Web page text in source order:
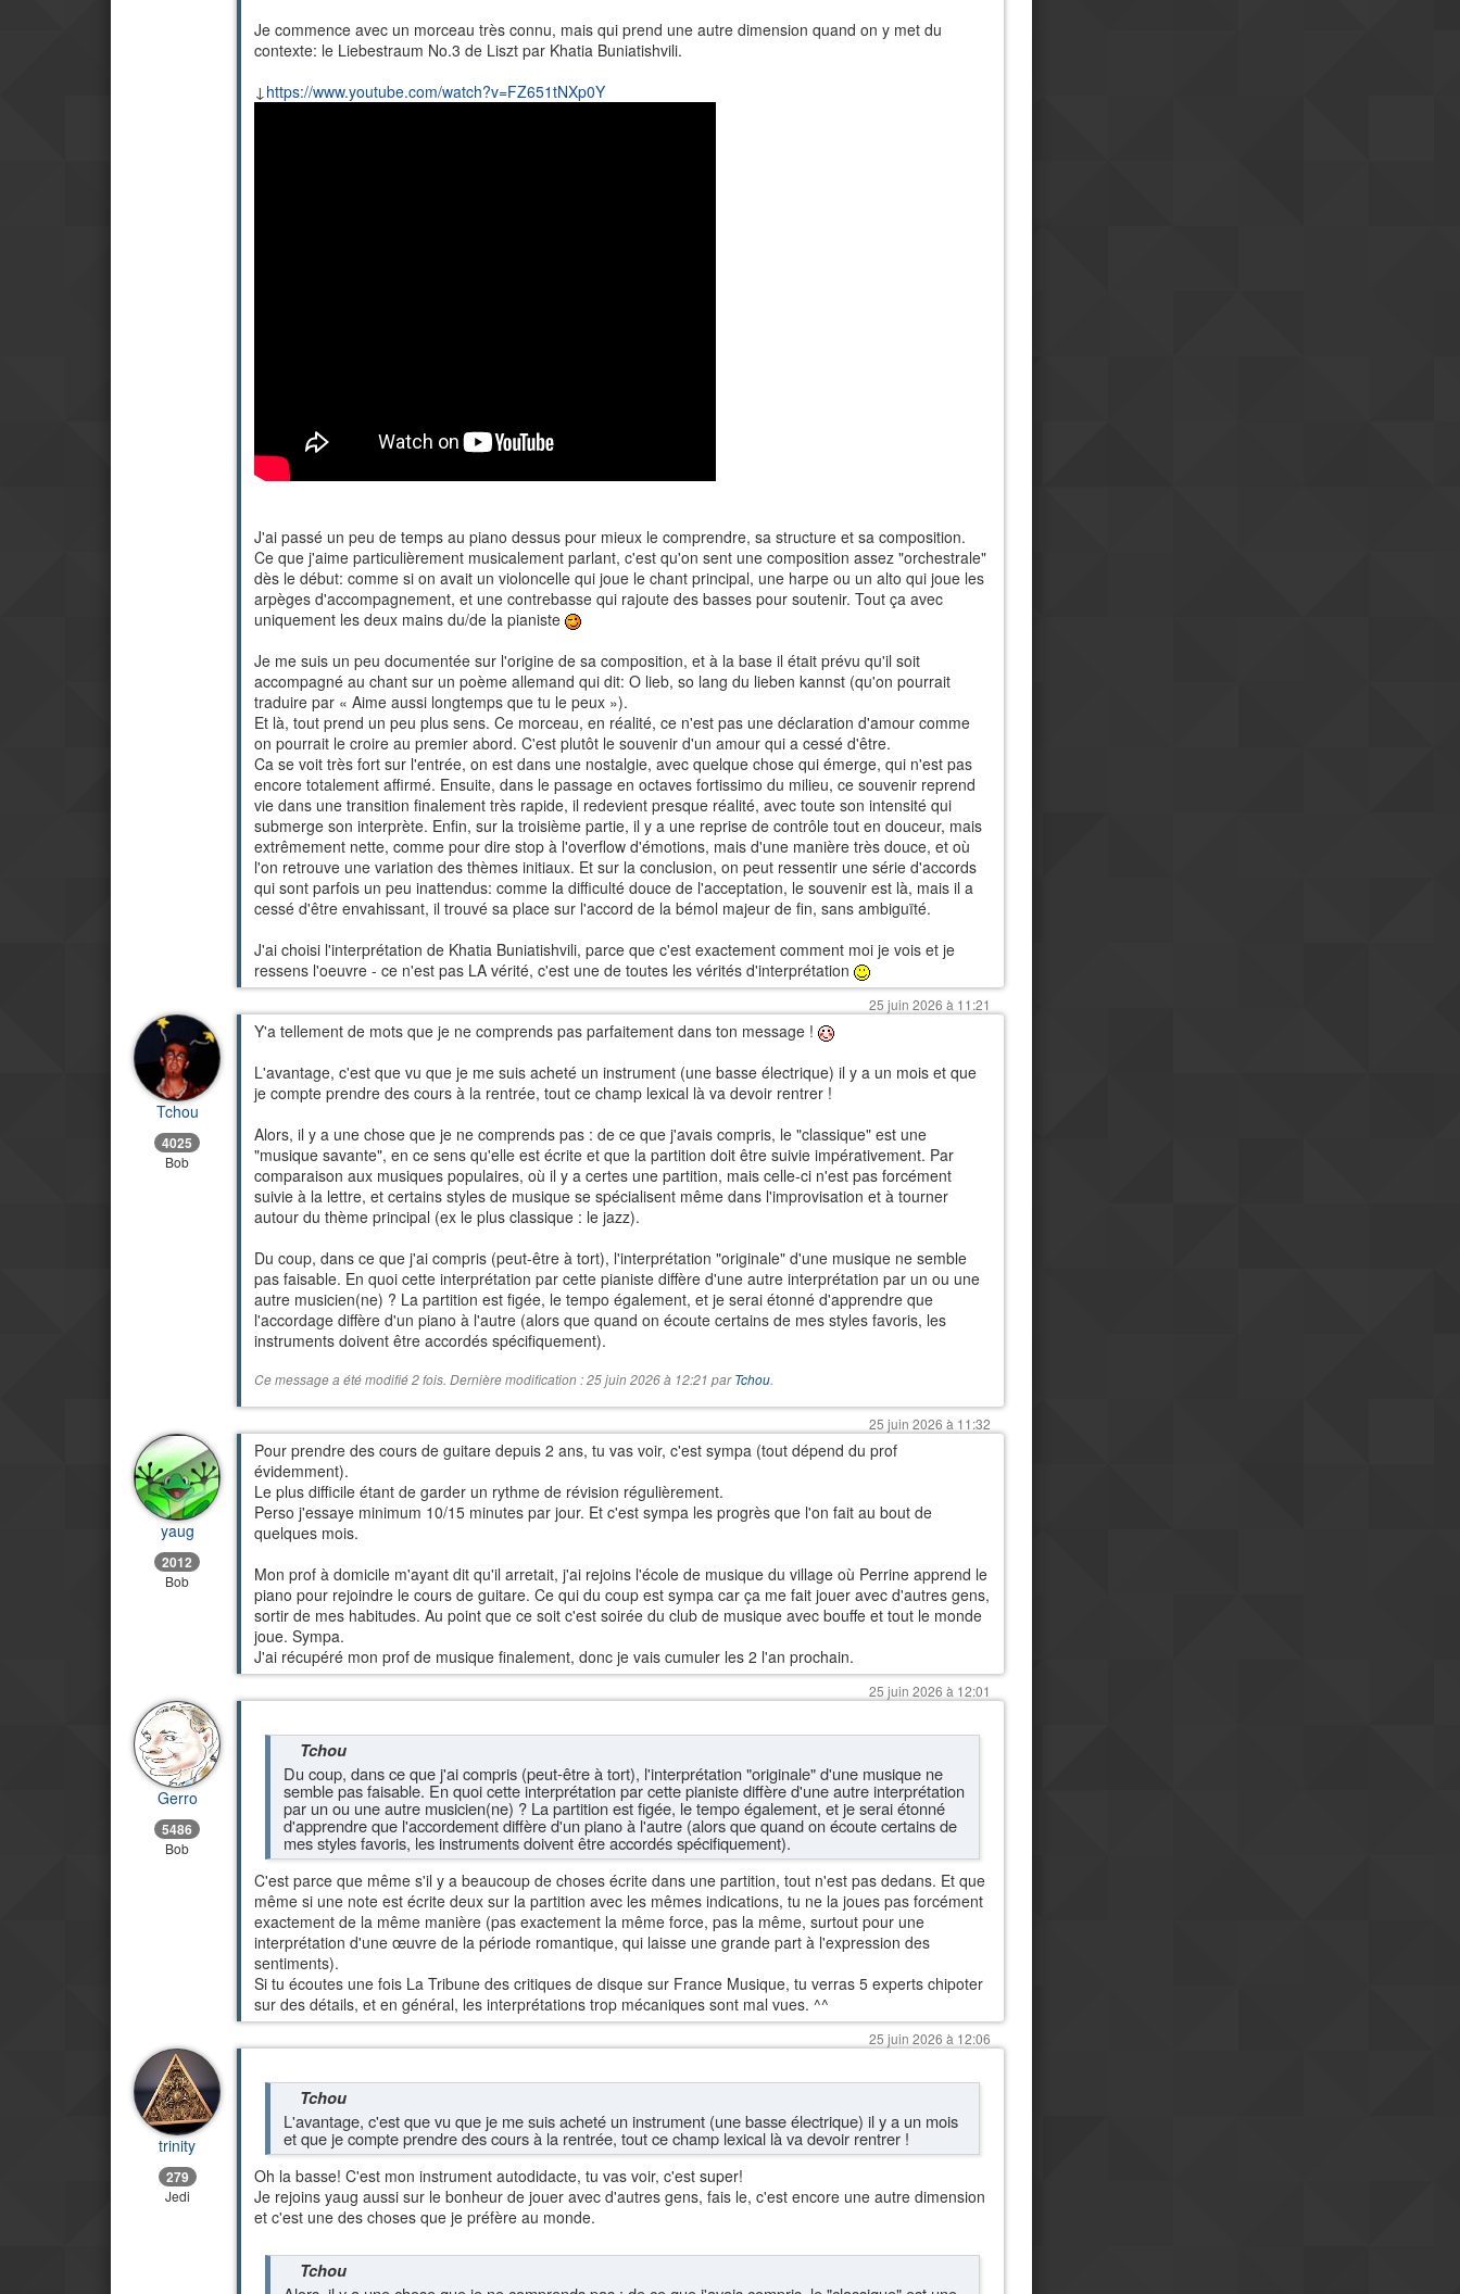
Je commence avec un morceau très connu, mais qui prend une autre dimension quand on y met du
contexte: le Liebestraum No.3 de Liszt par Khatia Buniatishvili.
↓ https://www.youtube.com/watch?v=FZ651tNXp0Y
J'ai passé un peu de temps au piano dessus pour mieux le comprendre, sa structure et sa composition.
Ce que j'aime particulièrement musicalement parlant, c'est qu'on sent une composition assez "orchestrale"
dès le début: comme si on avait un violoncelle qui joue le chant principal, une harpe ou un alto qui joue les
arpèges d'accompagnement, et une contrebasse qui rajoute des basses pour soutenir. Tout ça avec
uniquement les deux mains du/de la pianiste
Je me suis un peu documentée sur l'origine de sa composition, et à la base il était prévu qu'il soit
accompagné au chant sur un poème allemand qui dit: O lieb, so lang du lieben kannst (qu'on pourrait
traduire par « Aime aussi longtemps que tu le peux »).
Et là, tout prend un peu plus sens. Ce morceau, en réalité, ce n'est pas une déclaration d'amour comme
on pourrait le croire au premier abord. C'est plutôt le souvenir d'un amour qui a cessé d'être.
Ca se voit très fort sur l'entrée, on est dans une nostalgie, avec quelque chose qui émerge, qui n'est pas
encore totalement affirmé. Ensuite, dans le passage en octaves fortissimo du milieu, ce souvenir reprend
vie dans une transition finalement très rapide, il redevient presque réalité, avec toute son intensité qui
submerge son interprète. Enfin, sur la troisième partie, il y a une reprise de contrôle tout en douceur, mais
extrêmement nette, comme pour dire stop à l'overflow d'émotions, mais d'une manière très douce, et où
l'on retrouve une variation des thèmes initiaux. Et sur la conclusion, on peut ressentir une série d'accords
qui sont parfois un peu inattendus: comme la difficulté douce de l'acceptation, le souvenir est là, mais il a
cessé d'être envahissant, il trouvé sa place sur l'accord de la bémol majeur de fin, sans ambiguïté.
J'ai choisi l'interprétation de Khatia Buniatishvili, parce que c'est exactement comment moi je vois et je
ressens l'oeuvre - ce n'est pas LA vérité, c'est une de toutes les vérités d'interprétation
Tchou
4025
Bob
25 juin 2026 à 11:21
Y'a tellement de mots que je ne comprends pas parfaitement dans ton message !
L'avantage, c'est que vu que je me suis acheté un instrument (une basse électrique) il y a un mois et que
je compte prendre des cours à la rentrée, tout ce champ lexical là va devoir rentrer !
Alors, il y a une chose que je ne comprends pas : de ce que j'avais compris, le "classique" est une
"musique savante", en ce sens qu'elle est écrite et que la partition doit être suivie impérativement. Par
comparaison aux musiques populaires, où il y a certes une partition, mais celle-ci n'est pas forcément
suivie à la lettre, et certains styles de musique se spécialisent même dans l'improvisation et à tourner
autour du thème principal (ex le plus classique : le jazz).
Du coup, dans ce que j'ai compris (peut-être à tort), l'interprétation "originale" d'une musique ne semble
pas faisable. En quoi cette interprétation par cette pianiste diffère d'une autre interprétation par un ou une
autre musicien(ne) ? La partition est figée, le tempo également, et je serai étonné d'apprendre que
l'accordage diffère d'un piano à l'autre (alors que quand on écoute certains de mes styles favoris, les
instruments doivent être accordés spécifiquement).
Ce message a été modifié 2 fois. Dernière modification : 25 juin 2026 à 12:21 parTchou.
yaug
2012
Bob
25 juin 2026 à 11:32
Pour prendre des cours de guitare depuis 2 ans, tu vas voir, c'est sympa (tout dépend du prof
évidemment).
Le plus difficile étant de garder un rythme de révision régulièrement.
Perso j'essaye minimum 10/15 minutes par jour. Et c'est sympa les progrès que l'on fait au bout de
quelques mois.
Mon prof à domicile m'ayant dit qu'il arretait, j'ai rejoins l'école de musique du village où Perrine apprend le
piano pour rejoindre le cours de guitare. Ce qui du coup est sympa car ça me fait jouer avec d'autres gens,
sortir de mes habitudes. Au point que ce soit c'est soirée du club de musique avec bouffe et tout le monde
joue. Sympa.
J'ai récupéré mon prof de musique finalement, donc je vais cumuler les 2 l'an prochain.
Gerro
5486
Bob
25 juin 2026 à 12:01
Tchou
Du coup, dans ce que j'ai compris (peut-être à tort), l'interprétation "originale" d'une musique ne
semble pas faisable. En quoi cette interprétation par cette pianiste diffère d'une autre interprétation
par un ou une autre musicien(ne) ? La partition est figée, le tempo également, et je serai étonné
d'apprendre que l'accordement diffère d'un piano à l'autre (alors que quand on écoute certains de
mes styles favoris, les instruments doivent être accordés spécifiquement).
C'est parce que même s'il y a beaucoup de choses écrite dans une partition, tout n'est pas dedans. Et que
même si une note est écrite deux sur la partition avec les mêmes indications, tu ne la joues pas forcément
exactement de la même manière (pas exactement la même force, pas la même, surtout pour une
interprétation d'une œuvre de la période romantique, qui laisse une grande part à l'expression des
sentiments).
Si tu écoutes une fois La Tribune des critiques de disque sur France Musique, tu verras 5 experts chipoter
sur des détails, et en général, les interprétations trop mécaniques sont mal vues. ^^
trinity
279
Jedi
25 juin 2026 à 12:06
Tchou
L'avantage, c'est que vu que je me suis acheté un instrument (une basse électrique) il y a un mois
et que je compte prendre des cours à la rentrée, tout ce champ lexical là va devoir rentrer !
Oh la basse! C'est mon instrument autodidacte, tu vas voir, c'est super!
Je rejoins yaug aussi sur le bonheur de jouer avec d'autres gens, fais le, c'est encore une autre dimension
et c'est une des choses que je préfère au monde.
Tchou